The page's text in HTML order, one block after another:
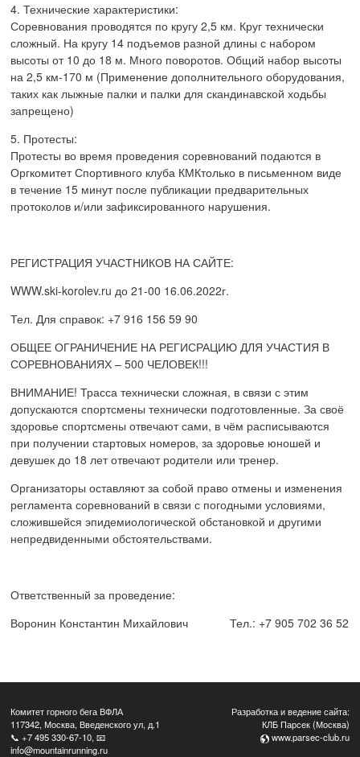
4.Технические характеристики:
Соревнования проводятся по кругу 2,5 км. Круг технически
сложный. На кругу 14 подъемов разной длины с набором
высоты от 10 до 18 м. Много поворотов. Общий набор высоты
на 2,5 км-170 м (Применение дополнительного оборудования,
таких как лыжные палки и палки для скандинавской ходьбы
запрещено)
5. Протесты:
Протесты во время проведения соревнований подаются в
ОргкомитетСпортивного клуба КМКтолько в письменном виде
в течение 15 минут после публикации предварительных
протоколов и/или зафиксированного нарушения.
РЕГИСТРАЦИЯ УЧАСТНИКОВ НА САЙТЕ:
WWW.ski-korolev.ru до 21-00 16.06.2022г.
Тел. Для справок: +7 916 156 59 90
ОБЩЕЕ ОГРАНИЧЕНИЕ НА РЕГИСРАЦИЮ ДЛЯ УЧАСТИЯ В
СОРЕВНОВАНИЯХ –500 ЧЕЛОВЕК!!!
ВНИМАНИЕ! Трасса технически сложная, в связи с этим
допускаются спортсмены технически подготовленные. За своё
здоровье спортсмены отвечают сами, в чём расписываются
при получении стартовых номеров, за здоровье юношей и
девушек до 18 лет отвечают родители или тренер.
Организаторы оставляют за собой право отмены и изменения
регламента соревнований в связи с погодными условиями,
сложившейся эпидемиологической обстановкой и другими
непредвиденными обстоятельствами.
Ответственный за проведение:
Воронин Константин Михайлович Тел.: +7 905 702 36 52
Комитет горного бега ВФЛА
117342, Москва, Введенского ул, д.1
📞+7 495 330-67-10, 📧
info@mountainrunning.ru
Разработка и ведение сайта:
КЛБ Парсек (Москва)
www.parsec-club.ru